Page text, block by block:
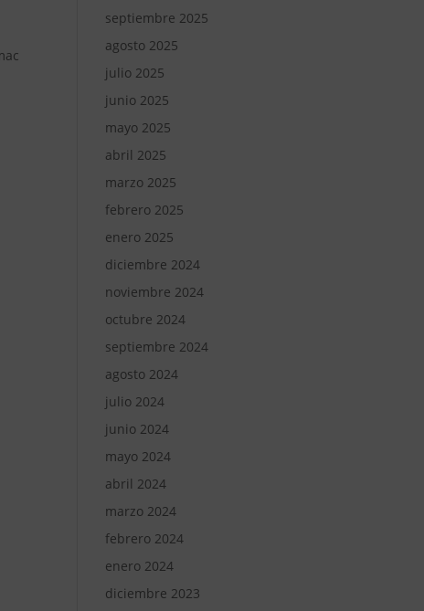
septiembre 2025
agosto 2025
julio 2025
junio 2025
mayo 2025
abril 2025
marzo 2025
febrero 2025
enero 2025
diciembre 2024
noviembre 2024
octubre 2024
septiembre 2024
agosto 2024
julio 2024
junio 2024
mayo 2024
abril 2024
marzo 2024
febrero 2024
enero 2024
diciembre 2023